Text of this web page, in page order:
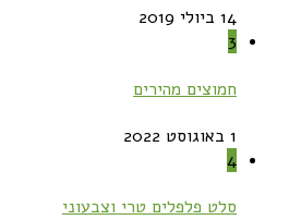
14 ביולי 2019
3
חמוצים מהירים
1 באוגוסט 2022
4
סלט פלפלים טרי וצבעוני